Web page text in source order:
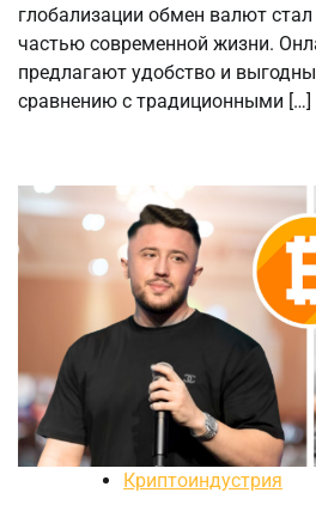
глобализации обмен валют
частью современной жизни.
предлагают удобство и
сравнению с традиционными […]
Криптоиндустрия